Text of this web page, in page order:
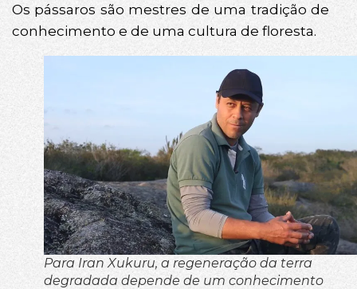
Os pássaros são mestres de uma tradição de
conhecimento e de uma cultura de floresta.
Para Iran Xukuru, a regeneração da terra
degradada depende de um conhecimento